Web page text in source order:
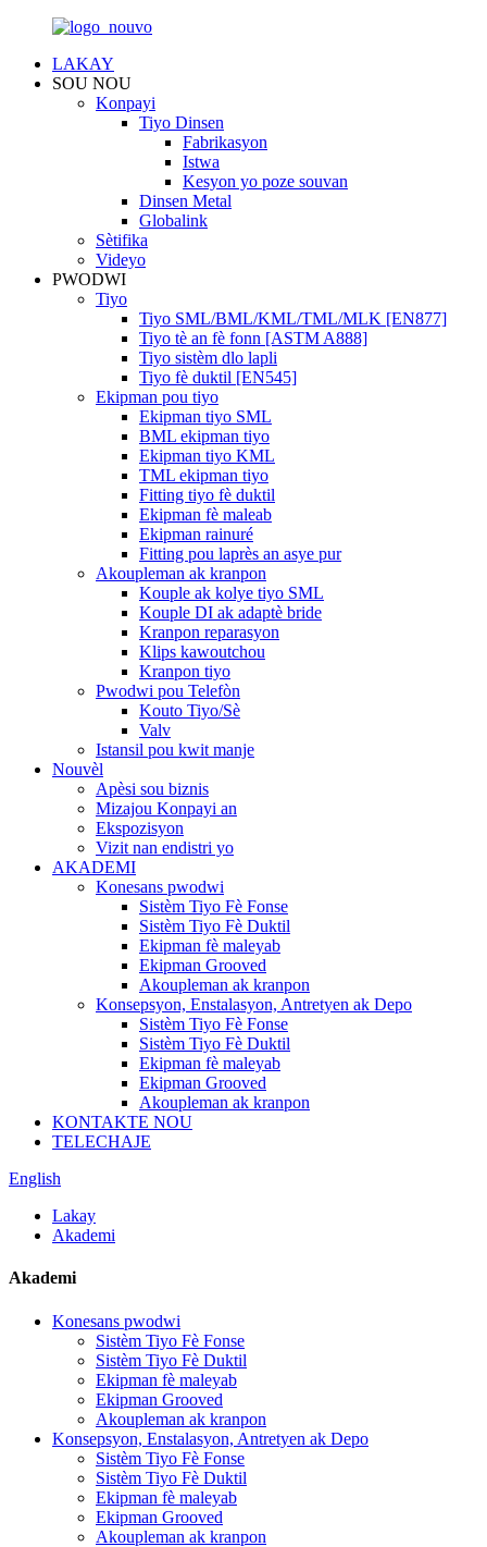
LAKAY
SOU NOU
Konpayi
Tiyo Dinsen
Fabrikasyon
Istwa
Kesyon yo poze souvan
Dinsen Metal
Globalink
Sètifika
Videyo
PWODWI
Tiyo
Tiyo SML/BML/KML/TML/MLK [EN877]
Tiyo tè an fè fonn [ASTM A888]
Tiyo sistèm dlo lapli
Tiyo fè duktil [EN545]
Ekipman pou tiyo
Ekipman tiyo SML
BML ekipman tiyo
Ekipman tiyo KML
TML ekipman tiyo
Fitting tiyo fè duktil
Ekipman fè maleab
Ekipman rainuré
Fitting pou laprès an asye pur
Akoupleman ak kranpon
Kouple ak kolye tiyo SML
Kouple DI ak adaptè bride
Kranpon reparasyon
Klips kawoutchou
Kranpon tiyo
Pwodwi pou Telefòn
Kouto Tiyo/Sè
Valv
Istansil pou kwit manje
Nouvèl
Apèsi sou biznis
Mizajou Konpayi an
Ekspozisyon
Vizit nan endistri yo
AKADEMI
Konesans pwodwi
Sistèm Tiyo Fè Fonse
Sistèm Tiyo Fè Duktil
Ekipman fè maleyab
Ekipman Grooved
Akoupleman ak kranpon
Konsepsyon, Enstalasyon, Antretyen ak Depo
Sistèm Tiyo Fè Fonse
Sistèm Tiyo Fè Duktil
Ekipman fè maleyab
Ekipman Grooved
Akoupleman ak kranpon
KONTAKTE NOU
TELECHAJE
English
Lakay
Akademi
Akademi
Konesans pwodwi
Sistèm Tiyo Fè Fonse
Sistèm Tiyo Fè Duktil
Ekipman fè maleyab
Ekipman Grooved
Akoupleman ak kranpon
Konsepsyon, Enstalasyon, Antretyen ak Depo
Sistèm Tiyo Fè Fonse
Sistèm Tiyo Fè Duktil
Ekipman fè maleyab
Ekipman Grooved
Akoupleman ak kranpon